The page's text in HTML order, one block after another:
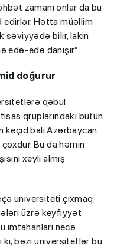
zamanı onlar da bu
edirlər. Hətta müəllim
səviyyədə bilir, lakin
edə danışır”.
doğurur
qəbul
qruplarındakı bütün
balı Azərbaycan
Bu da həmin
xeyli almış
universiteti çıxmaq
üzrə keyfiyyət
imtahanları necə
ki, bəzi universitetlər bu